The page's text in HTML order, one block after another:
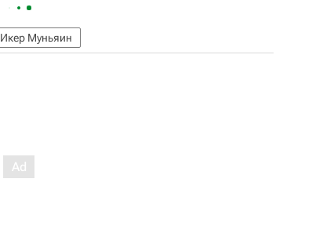
Икер Муньяин